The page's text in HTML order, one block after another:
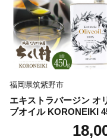
福岡県筑紫野市
エキストラバージン オ
ブオイル KORONEIKI
[筑前たなか油屋 福岡県
野市 21760403] 油 食用